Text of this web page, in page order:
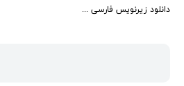
دانلود زیرنویس فارسی فیلم Yeniden Leyla 2020